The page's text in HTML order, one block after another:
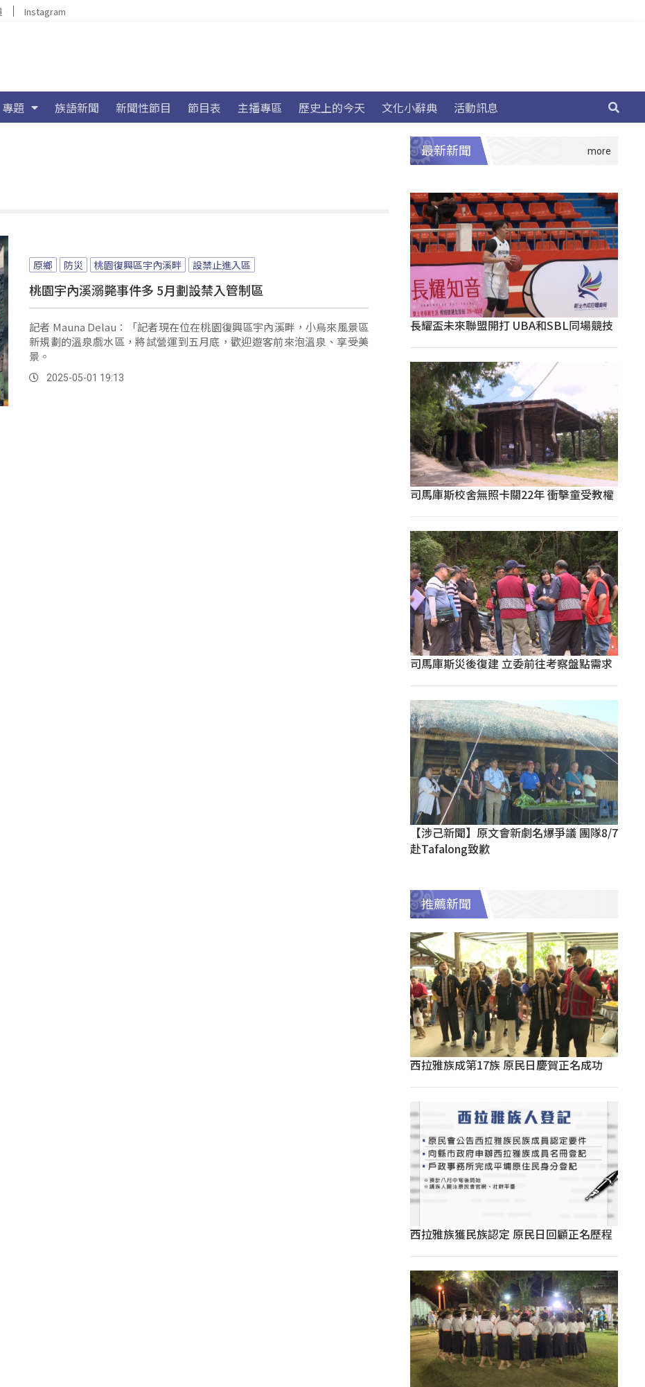
Instagram
專題 族語新聞 新聞性節目 節目表 主播專區 歷史上的今天 文化小辭典 活動訊息
原鄉 防災 桃園復興區宇內溪畔 設禁止進入區
桃園宇內溪溺斃事件多 5月劃設禁入管制區
記者 Mauna Delau：「記者現在位在桃園復興區宇內溪畔，小烏來風景區
新規劃的溫泉戲水區，將試營運到五月底，歡迎遊客前來泡溫泉、享受美
景。
2025-05-01 19:13
最新新聞
長耀盃未來聯盟開打 UBA和SBL同場競技
司馬庫斯校舍無照卡關22年 衝擊童受教權
司馬庫斯災後復建 立委前往考察盤點需求
【涉己新聞】原文會新劇名爆爭議 團隊8/7
赴Tafalong致歉
推薦新聞
西拉雅族成第17族 原民日慶賀正名成功
西拉雅族獲民族認定 原民日回顧正名歷程